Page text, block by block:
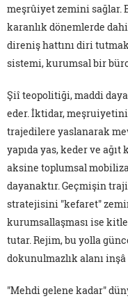
meşrûiyet zemini sağlar.
karanlık dönemlerde
direniş hattını diri
sistemi, kurumsal bir
Şiî teopolitiği, maddi
eder. İktidar,
trajedilere yaslanarak
yapıda yas, keder ve
aksine toplumsal
dayanaktır. Geçmişin
stratejisini "kefaret"
kurumsallaşması ise
tutar. Rejim, bu yolla
dokunulmazlık alanı inşâ
"Mehdi gelene kadar"